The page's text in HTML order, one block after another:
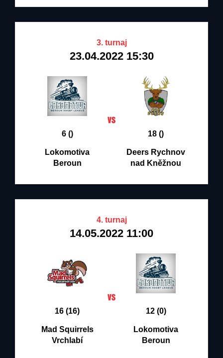
3. turnaj
23.04.2022 15:30
6 ()
Lokomotiva
Beroun
18 ()
Deers Rychnov
nad Kněžnou
4. turnaj
14.05.2022 11:00
16 (16)
Mad Squirrels
Vrchlabí
12 (0)
Lokomotiva
Beroun